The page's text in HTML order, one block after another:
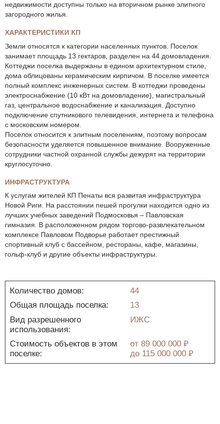
недвижимости доступны только на вторичном рынке элитного
загородного жилья.
ХАРАКТЕРИСТИКИ КП
Земли относятся к категории населенных пунктов. Поселок
занимает площадь 13 гектаров, разделен на 44 домовладения.
Коттеджи поселка выдержаны в едином архитектурном стиле,
дома облицованы керамическим кирпичом. В поселке имеется
полный комплекс инженерных систем. В коттеджи проведены
электроснабжение (10 кВт на домовладение), магистральный
газ, центральное водоснабжение и канализация. Доступно
подключение спутникового телевидения, интернета и телефона
с московским номером.
Поселок относится к элитным поселениям, поэтому вопросам
безопасности уделяется повышенное внимание. Вооруженные
сотрудники частной охранной службы дежурят на территории
круглосуточно.
ИНФРАСТРУКТУРА
К услугам жителей КП Пенаты вся развитая инфраструктура
Новой Риги. На расстоянии пешей прогулки находится одно из
лучших учебных заведений Подмосковья – Павловская
гимназия. В расположенном рядом торгово-развлекательном
комплексе Павловом Подворье работает престижный
спортивный клуб с бассейном, рестораны, кафе, магазины,
гольф-клуб и другие объекты инфраструктуры.
Количество домов:
44
Общая площадь поселка:
13
Вид разрешенного
использования:
ИЖС
Стоимость объектов в этом
поселке:
от 89 000 000 ₽
до 115 000 000 ₽